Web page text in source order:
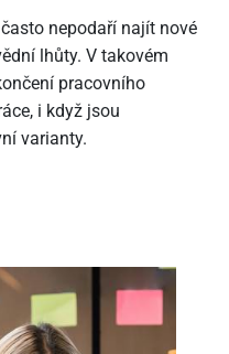
nepodaří najít nové
lhůty. V takovém
pracovního
i když jsou
varianty.